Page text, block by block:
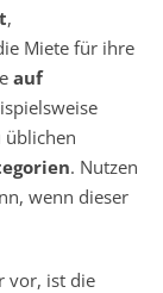
,
Miete für ihre
auf
üblichen
. Nutzen
wenn dieser
vor, ist die